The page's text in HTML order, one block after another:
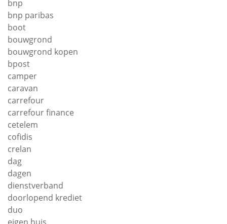
bnp
bnp paribas
boot
bouwgrond
bouwgrond kopen
bpost
camper
caravan
carrefour
carrefour finance
cetelem
cofidis
crelan
dag
dagen
dienstverband
doorlopend krediet
duo